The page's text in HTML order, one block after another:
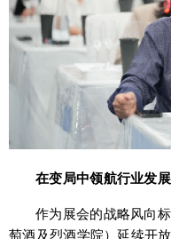
在变局中领航行业发展
作为展会的战略风向
萄酒及烈酒学院）延续开